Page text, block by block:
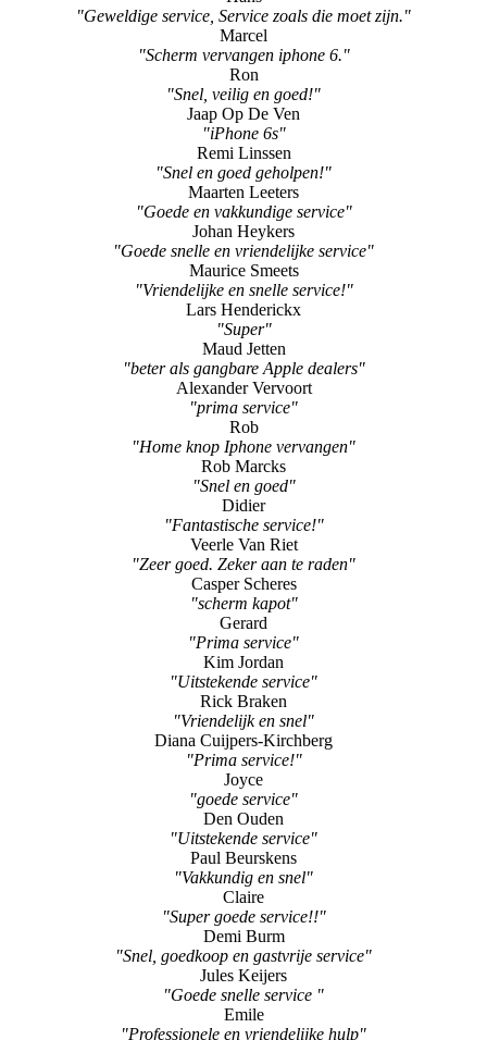
Ron
"Snel, veilig en goed!"
Jaap Op De Ven
"iPhone 6s"
Remi Linssen
"Snel en goed geholpen!"
Maarten Leeters
"Goede en vakkundige service"
Johan Heykers
"Goede snelle en vriendelijke service"
Maurice Smeets
"Vriendelijke en snelle service!"
Lars Henderickx
"Super"
Maud Jetten
"beter als gangbare Apple dealers"
Alexander Vervoort
"prima service"
Rob
"Home knop Iphone vervangen"
Rob Marcks
"Snel en goed"
Didier
"Fantastische service!"
Veerle Van Riet
"Zeer goed. Zeker aan te raden"
Casper Scheres
"scherm kapot"
Gerard
"Prima service"
Kim Jordan
"Uitstekende service"
Rick Braken
"Vriendelijk en snel"
Diana Cuijpers-Kirchberg
"Prima service!"
Joyce
"goede service"
Den Ouden
"Uitstekende service"
Paul Beurskens
"Vakkundig en snel"
Claire
"Super goede service!!"
Demi Burm
"Snel, goedkoop en gastvrije service"
Jules Keijers
"Goede snelle service "
Emile
"Professionele en vriendelijke hulp"
Nine Bongers
"scherm vervangen"
Robert